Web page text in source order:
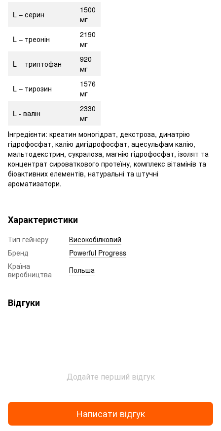
L – серин
1500
мг
L – треонін
2190
мг
L – триптофан
920
мг
L – тирозин
1576
мг
L - валін
2330
мг
Інгредієнти: креатин моногідрат, декстроза, динатрію
гідрофосфат, калію дигідрофосфат, ацесульфам калію,
мальтодекстрин, сукралоза, магнію гідрофосфат, ізолят та
концентрат сироваткового протеїну, комплекс вітамінів та
біоактивних елементів, натуральні та штучні
ароматизатори.
Характеристики
Тип гейнеру
Високобілковий
Бренд
Powerful Progress
Країна
виробництва
Польша
Відгуки
Додайте перший відгук
Написати відгук